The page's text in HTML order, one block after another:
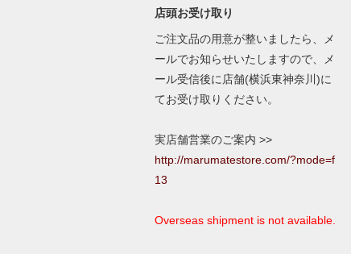
店頭お受け取り
ご注文品の用意が整いましたら、メ
ールでお知らせいたしますので、メ
ール受信後に店舗(横浜東神奈川)に
てお受け取りください。
実店舗営業のご案内 >>
http://marumatestore.com/?mode=f
13
Overseas shipment is not available.